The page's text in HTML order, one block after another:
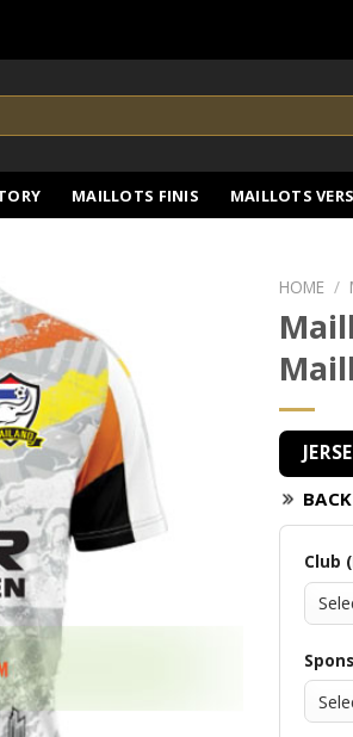
MAILLOTS FINIS MAILLOTS
HOME /
Club